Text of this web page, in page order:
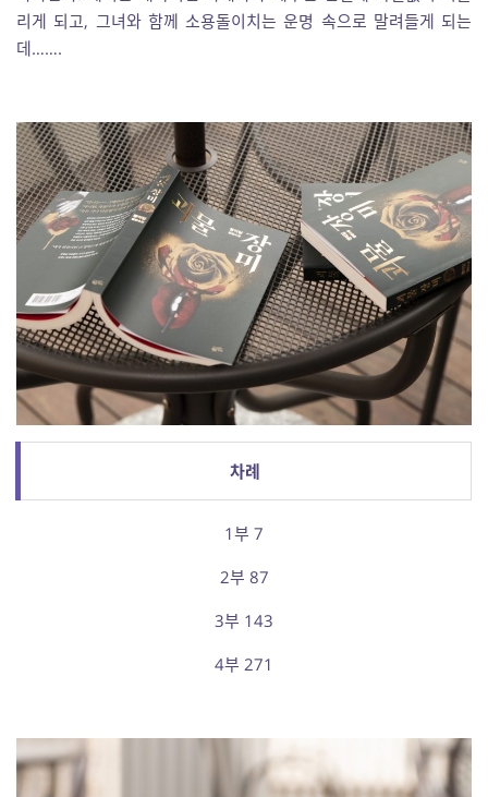
리게 되고, 그녀와 함께 소용돌이치는 운명 속으로 말려들게 되는
데…….
차례
1부 7
2부 87
3부 143
4부 271